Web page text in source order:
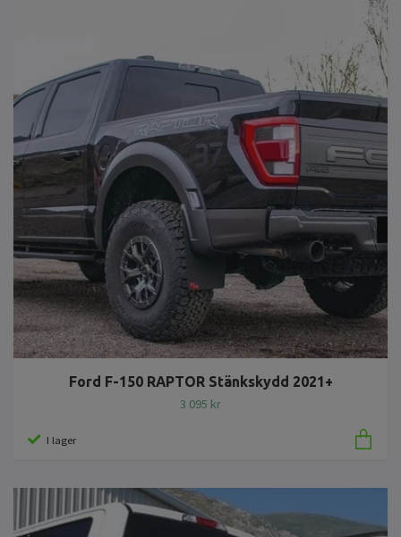
Ford F-150 RAPTOR Stänkskydd 2021+
3 095 kr
I lager